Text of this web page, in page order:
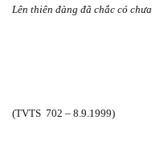
Lên thiên đàng đã chắc có chưa
(TVTS 702 – 8.9.1999)